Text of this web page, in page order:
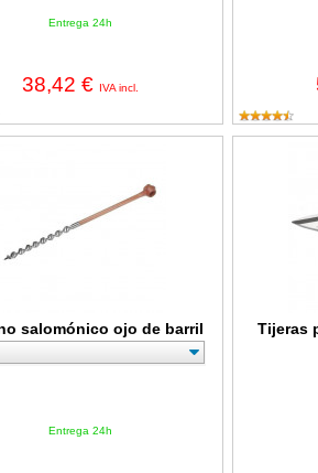
Entrega 24h
38,42 € IVA incl.
salomónico ojo de barril
Entrega 24h
Tijeras